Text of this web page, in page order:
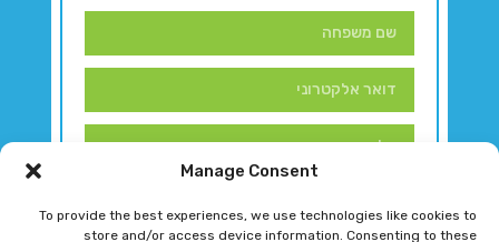
Manage Consent
To provide the best experiences, we use technologies like cookies to
store and/or access device information. Consenting to these